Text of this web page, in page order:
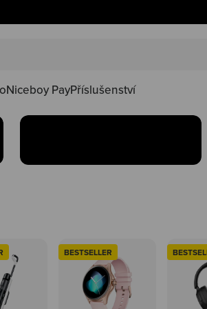
Niceboy PayPříslušenství
Oblíbené produkty teď
Koupit
BESTSELLER